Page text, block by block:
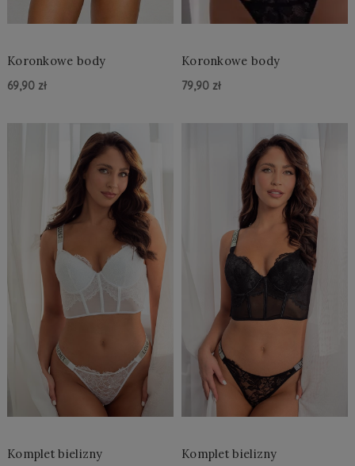
Koronkowe body
69,90 zł
Koronkowe body
79,90 zł
Do Koszyka »
Komplet bielizny Komplet bielizny